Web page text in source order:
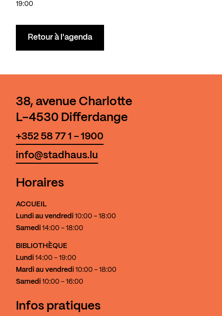
19:00
Retour à l'agenda
38, avenue Charlotte
L-4530 Differdange
+352 58 77 1 - 1900
info@stadhaus.lu
Horaires
ACCUEIL
Lundi au vendredi 10:00 - 18:00
Samedi 14:00 - 18:00
BIBLIOTHÈQUE
Lundi 14:00 - 19:00
Mardi au vendredi 10:00 - 18:00
Samedi 10:00 - 16:00
Infos pratiques